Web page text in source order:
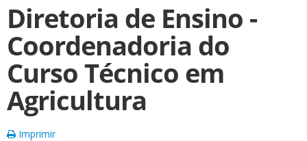
Diretoria de Ensino -
Coordenadoria do
Curso Técnico em
Agricultura
Imprimir